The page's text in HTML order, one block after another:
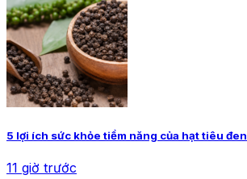
5 lợi ích sức khỏe tiềm năng của hạt tiêu đen
11 giờ trước